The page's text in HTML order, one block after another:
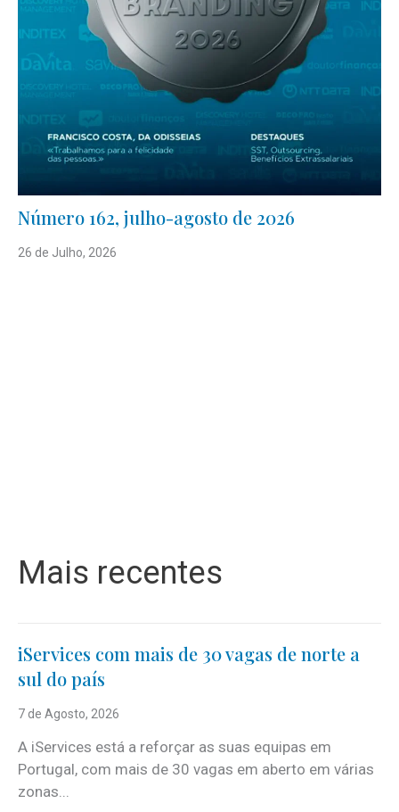
Número 162, julho-agosto de 2026
26 de Julho, 2026
Mais recentes
iServices com mais de 30 vagas de norte a
sul do país
7 de Agosto, 2026
A iServices está a reforçar as suas equipas em
Portugal, com mais de 30 vagas em aberto em várias
zonas...